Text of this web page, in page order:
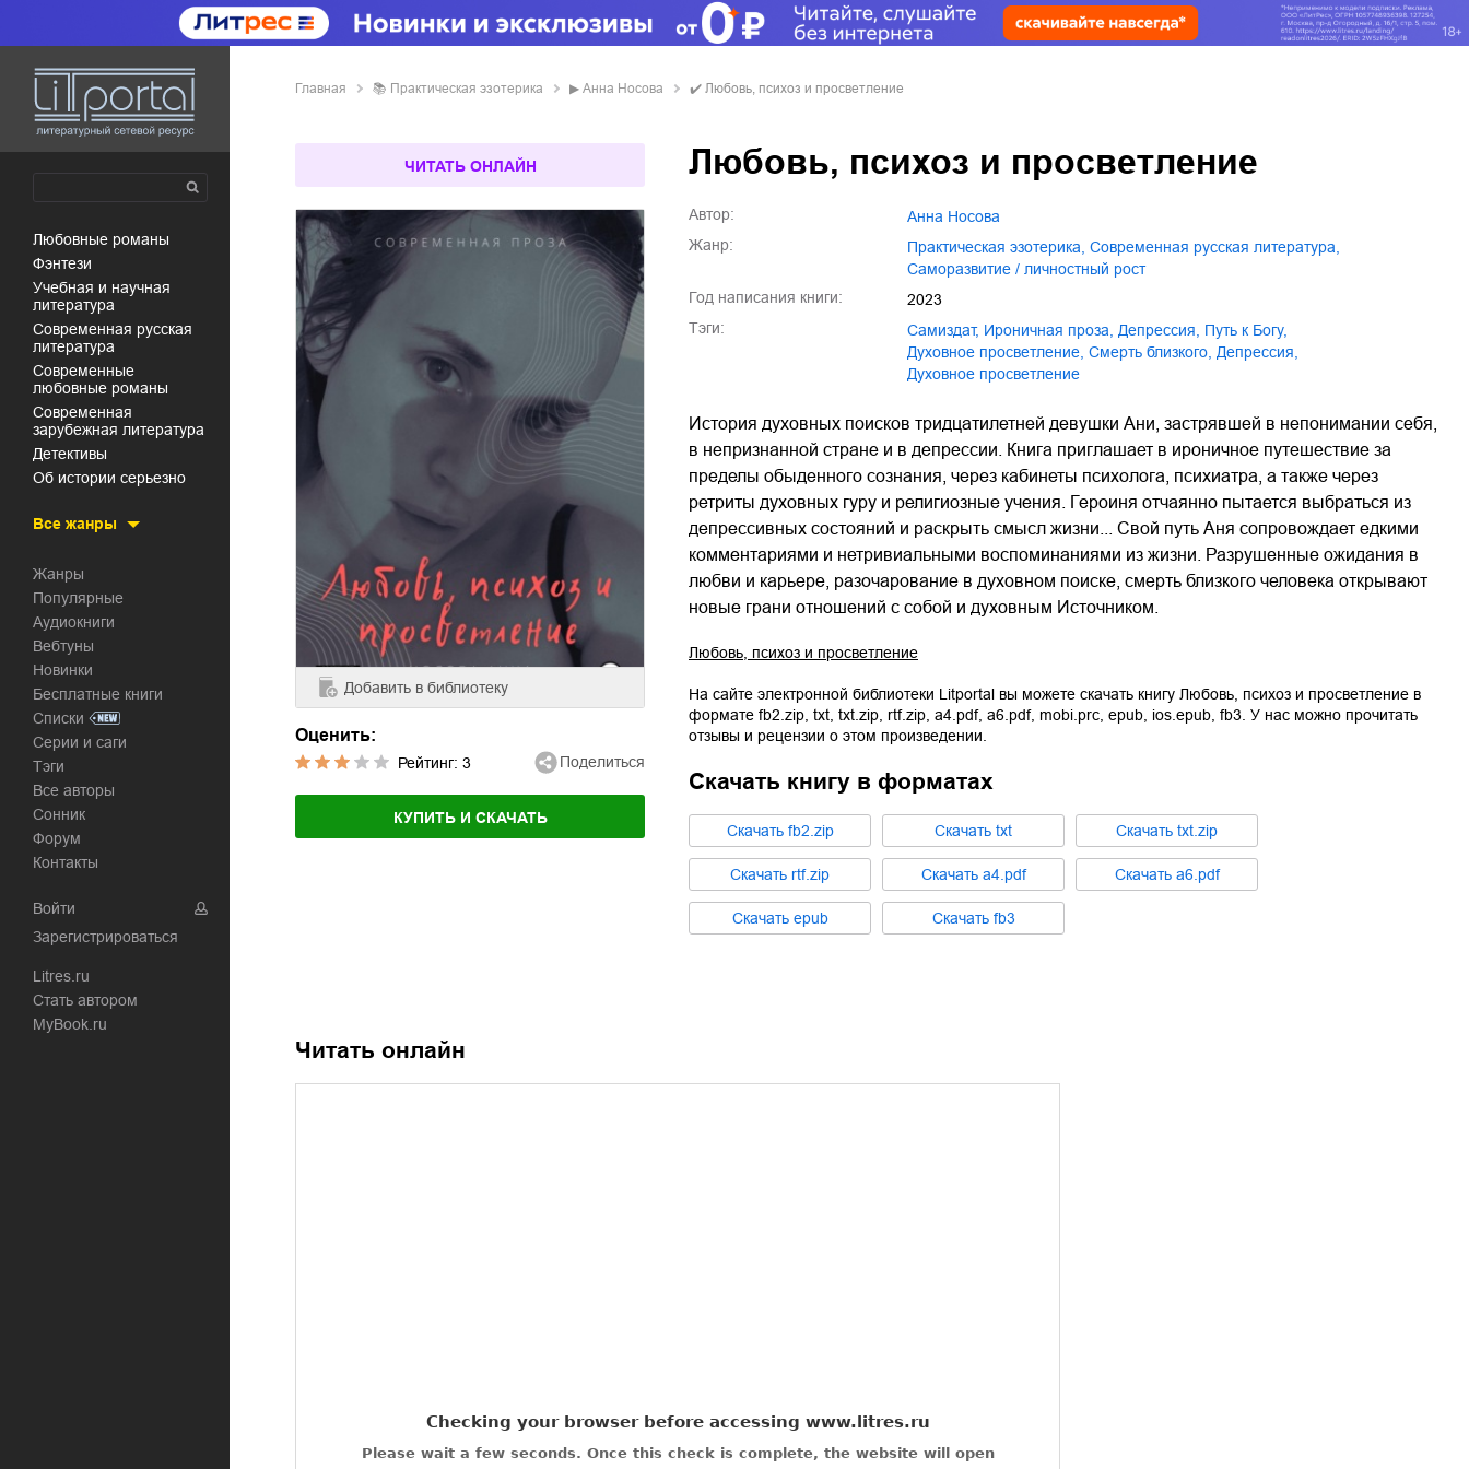
любовные романы
фэнтези
учебная и научная
литература
современная русская
литература
современные
любовные романы
современная
зарубежная литература
детективы
об истории серьезно
Все жанры
Жанры
Популярные
Аудиокниги
Вебтуны
Новинки
Бесплатные книги
Списки
Серии и саги
Тэги
Все авторы
Сонник
Форум
Контакты
Войти
Зарегистрироваться
Litres.ru
Стать автором
MyBook.ru
Главная 📚 практическая эзотерика ▶ Анна Носова ✔️ Любовь, психоз и просветление
ЧИТАТЬ ОНЛАЙН
Добавить в библиотеку
Оценить:
Рейтинг: 3 Поделиться
КУПИТЬ И СКАЧАТЬ
Любовь, психоз и просветление
Автор:
Анна Носова
Жанр:
практическая эзотерика современная русская литература
саморазвитие / личностный рост
Год написания книги:
2023
Тэги:
Самиздат, ироничная проза депрессия путь к Богу,
духовное просветление
смерть близкого Депрессия
Духовное просветление
История духовных поисков тридцатилетней девушки Ани, застрявшей в непонимании себя,
в непризнанной стране и в депрессии. Книга приглашает в ироничное путешествие за
пределы обыденного сознания, через кабинеты психолога, психиатра, а также через
ретриты духовных гуру и религиозные учения. Героиня отчаянно пытается выбраться из
депрессивных состояний и раскрыть смысл жизни... Свой путь Аня сопровождает едкими
комментариями и нетривиальными воспоминаниями из жизни. Разрушенные ожидания в
любви и карьере, разочарование в духовном поиске, смерть близкого человека открывают
новые грани отношений с собой и духовным Источником.
Любовь, психоз и просветление
На сайте электронной библиотеки Litportal вы можете скачать книгу Любовь, психоз и просветление в
формате fb2.zip txt txt.zip rtf.zip a4.pdf, a6.pdf, mobi.prc epub ios.epub fb3 . У нас можно прочитать
отзывы и рецензии о этом произведении.
Скачать книгу в форматах
Cкачать fb2.zip Cкачать txt Cкачать txt.zip
Cкачать rtf.zip Cкачать a4.pdf Cкачать a6.pdf
Cкачать epub Cкачать fb3
Читать онлайн